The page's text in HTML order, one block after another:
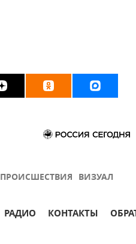
ПРОИСШЕСТВИЯ ВИЗУАЛ
РАДИО КОНТАКТЫ